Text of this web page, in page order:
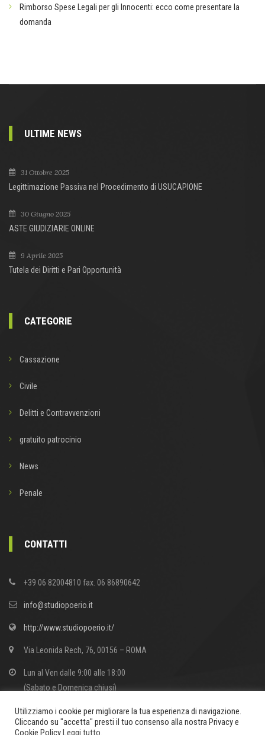
Rimborso Spese Legali per gli Innocenti: ecco come presentare la
domanda
ULTIME NEWS
31 Ottobre 2025
Legittimazione Passiva nel Procedimento di USUCAPIONE
30 Giugno 2025
ASTE GIUDIZIARIE ONLINE
9 Aprile 2025
Tutela dei Diritti e Pari Opportunità
CATEGORIE
Cassazione
Civile
Delitti e Contravvenzioni
gratuito patrocinio
News
Penale
CONTATTI
+39 06 82004810 fax. 06 86890642
info@studiopoerio.it
http://www.studiopoerio.it/
Via Leonida Rech, 76, 00156 – ROMA
Lun al Ven dalle 9:00 alle 18:00
(Sabato e Domenica chiusi)
Utilizziamo i cookie per migliorare la tua esperienza di navigazione.
Cliccando su "accetta" presti il tuo consenso alla nostra Privacy e
Cookie PolicyLeggi tutto